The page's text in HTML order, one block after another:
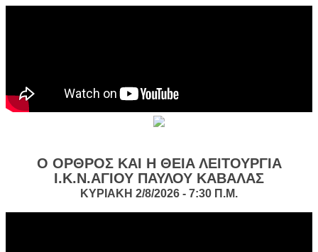
Ο ΟΡΘΡΟΣ ΚΑΙ Η ΘΕΙΑ ΛΕΙΤΟΥΡΓΙΑ
Ι.Κ.Ν.ΑΓΙΟΥ ΠΑΥΛΟΥ ΚΑΒΑΛΑΣ
ΚΥΡΙΑΚΗ 2/8/2026 - 7:30 Π.Μ.